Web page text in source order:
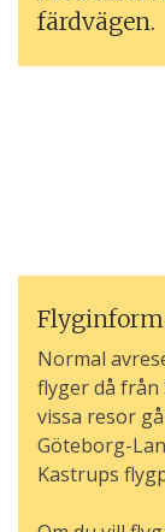
färdvägen.
Normal
flyger då från
vissa resor
Göteborg-
Kastrups